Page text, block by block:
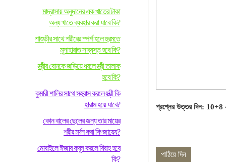
মাদ্রাসায় অনুদানের এক খাতের টাকা
অন্য খাতে ব্যবহার করা যাবে কি?
শাশুড়ীর সাথে শরীরের স্পর্শ হলে হুরমতে
মুসাহারাত সাব্যস্ত হবে কি?
স্ত্রীর বোনকে জড়িয়ে ধরলে স্ত্রী তালাক
হবে কি?
কুমারী শালির সাথে সহবাস করলে স্ত্রী কি
হারাম হয়ে যাবে?
কোন বালের ছেলের জন্য তার মায়ের
শরীর মর্দন করা কি জায়েয?
মোবাইলে ঈজাব কবূল করলে বিবাহ হবে
কি?
প্রশ্নের উত্তর দিন: 10+8